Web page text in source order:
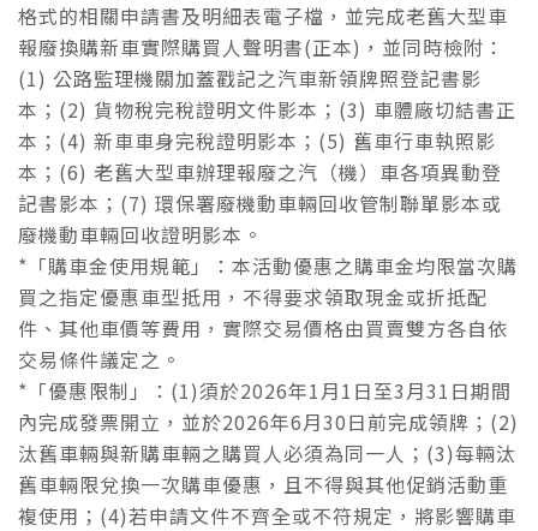
格式的相關申請書及明細表電子檔，並完成老舊大型車
報廢換購新車實際購買人聲明書(正本)，並同時檢附：
(1) 公路監理機關加蓋戳記之汽車新領牌照登記書影
本；(2) 貨物稅完稅證明文件影本；(3) 車體廠切結書正
本；(4) 新車車身完稅證明影本；(5) 舊車行車執照影
本；(6) 老舊大型車辦理報廢之汽（機）車各項異動登
記書影本；(7) 環保署廢機動車輛回收管制聯單影本或
廢機動車輛回收證明影本。
*「購車金使用規範」：本活動優惠之購車金均限當次購
買之指定優惠車型抵用，不得要求領取現金或折抵配
件、其他車價等費用，實際交易價格由買賣雙方各自依
交易條件議定之。
*「優惠限制」：(1)須於2026年1月1日至3月31日期間
內完成發票開立，並於2026年6月30日前完成領牌；(2)
汰舊車輛與新購車輛之購買人必須為同一人；(3)每輛汰
舊車輛限兌換一次購車優惠，且不得與其他促銷活動重
複使用；(4)若申請文件不齊全或不符規定，將影響購車